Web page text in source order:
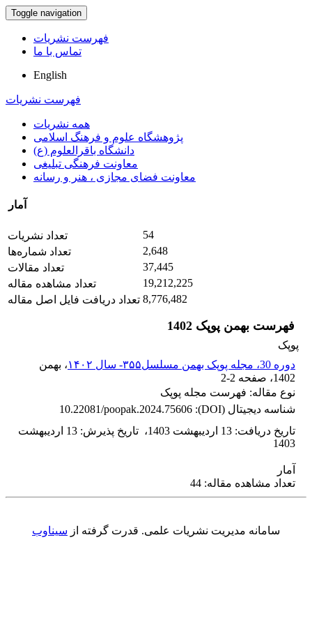
Toggle navigation
فهرست نشریات
تماس با ما
English
فهرست نشریات
همه نشریات
پژوهشگاه علوم و فرهنگ اسلامی
دانشگاه باقرالعلوم (ع)
معاونت فرهنگی تبلیغی
معاونت فضای مجازی ، هنر و رسانه
آمار
تعداد نشریات
54
تعداد شماره‌ها
2,648
تعداد مقالات
37,445
تعداد مشاهده مقاله
19,212,225
تعداد دریافت فایل اصل مقاله 8,776,482
فهرست بهمن پوپک 1402
پوپک
دوره 30، مجله پوپک بهمن مسلسل۳۵۵- سال ۱۴۰۲
، بهمن
1402، صفحه 2-2
نوع مقاله: فهرست مجله پوپک
شناسه دیجیتال (DOI):
10.22081/poopak.2024.75606
تاریخ دریافت: 13 اردیبهشت 1403 ، تاریخ پذیرش:
13 اردیبهشت
1403
آمار
تعداد مشاهده مقاله: 44
سامانه مدیریت نشریات علمی. قدرت گرفته از سیناوب